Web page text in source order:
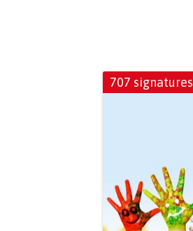
707 signatures